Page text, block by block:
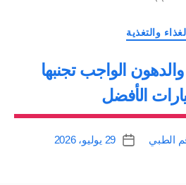
التصنيفات
والتغذية
والدهون الواجب تجنبها
الأفضل
الطبي
تاريخ
29 يوليو، 2026